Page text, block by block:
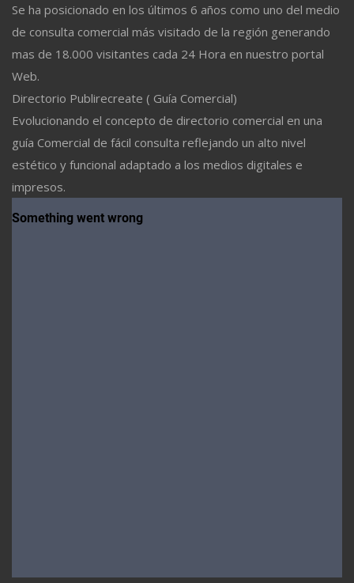
Se ha posicionado en los últimos 6 años como uno del medio
de consulta comercial más visitado de la región generando
mas de 18.000 visitantes cada 24 Hora en nuestro portal
Web.
Directorio Publirecreate ( Guía Comercial)
Evolucionando el concepto de directorio comercial en una
guía Comercial de fácil consulta reflejando un alto nivel
estético y funcional adaptado a los medios digitales e
impresos.